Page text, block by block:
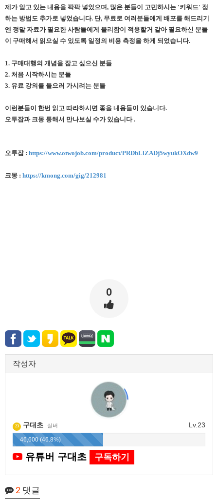
제가 알고 있는 내용을 팍팍 넣었으며, 많은 분들이 고민하시는 '키워드' 정
하는 방법도 추가로 넣었습니다. 단, 무료로 여러분들에게 배포를 해드리기
엔 정말 자료가 필요한 사람들에게 불리함이 적용할거 같아 필요하신 분들
이 구매해서 읽으실 수 있도록 일정의 비용 측정을 하게 되었습니다.
1. 구매대행의 개념을 잡고 싶으신 분들
2. 처음 시작하시는 분들
3. 유료 강의를 들으러 가시려는 분들
이런분들이 한번 읽고 따라하시면 좋을 내용들이 있습니다.
오투잡과 크몽 통해서 만나보실 수가 있습니다 .
오투잡 : https://www.otwojob.com/product/PRDbLlZADj5wyukOXdw9
크몽 : https://kmong.com/gig/212981
0
작성자
Lv.23
23 구대초 실버
46,600 (46.8%)
유튜버 구대초 구독하기
2 댓글